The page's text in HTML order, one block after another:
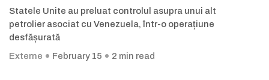
Statele Unite au preluat controlul asupra unui alt
petrolier asociat cu Venezuela, într-o operațiune
desfășurată
Externe
February 15 2 min read